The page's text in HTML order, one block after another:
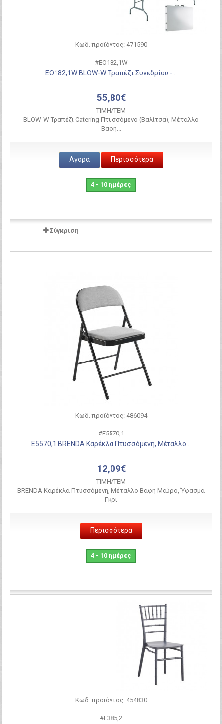
Κωδ. προϊόντος: 471590
#ΕΟ182,1W
ΕΟ182,1W BLOW-W Τραπέζι Συνεδρίου -...
55,80€
ΤΙΜH/ΤΕΜ
BLOW-W Τραπέζι Catering Πτυσσόμενο (Βαλίτσα), Μέταλλο
Βαφή...
Αγορά Περισσότερα
4 - 10 ημέρες
Σύγκριση
Κωδ. προϊόντος: 486094
#Ε5570,1
Ε5570,1 BRENDA Καρέκλα Πτυσσόμενη, Μέταλλο...
12,09€
ΤΙΜH/ΤΕΜ
BRENDA Καρέκλα Πτυσσόμενη, Μέταλλο Βαφή Μαύρο, Ύφασμα
Γκρι
Περισσότερα
4 - 10 ημέρες
Κωδ. προϊόντος: 454830
#Ε385,2